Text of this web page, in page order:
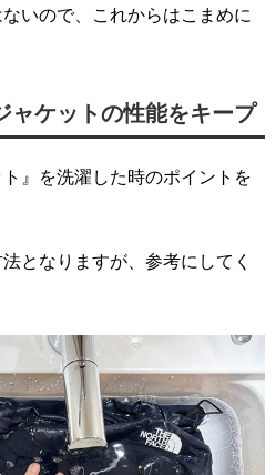
いので、これからはこまめに
ャケットの性能をキープ
』を洗濯した時のポイントを
となりますが、参考にしてく